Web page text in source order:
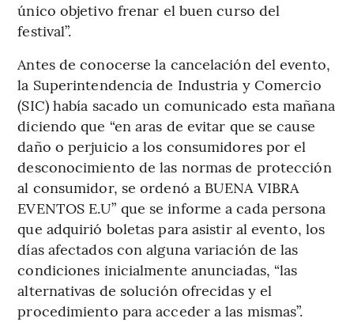
único objetivo frenar el buen curso del
festival”.
Antes de conocerse la cancelación del evento,
la Superintendencia de Industria y Comercio
(SIC) había sacado un comunicado esta mañana
diciendo que “en aras de evitar que se cause
daño o perjuicio a los consumidores por el
desconocimiento de las normas de protección
al consumidor, se ordenó a BUENA VIBRA
EVENTOS E.U” que se informe a cada persona
que adquirió boletas para asistir al evento, los
días afectados con alguna variación de las
condiciones inicialmente anunciadas, “las
alternativas de solución ofrecidas y el
procedimiento para acceder a las mismas”.